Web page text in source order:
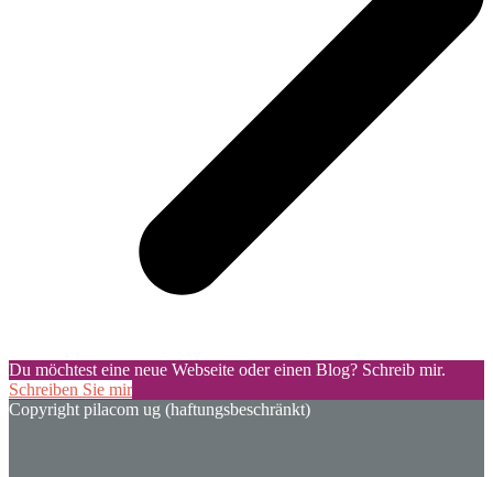
Du möchtest eine neue Webseite oder einen Blog? Schreib mir.
Schreiben Sie mir
Copyright pilacom ug (haftungsbeschränkt)